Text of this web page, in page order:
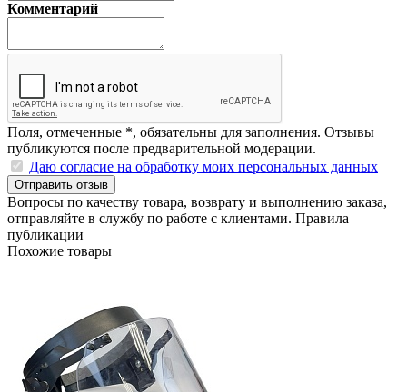
Комментарий
Поля, отмеченные *, обязательны для заполнения. Отзывы
публикуются после предварительной модерации.
Даю согласие на обработку моих персональных данных
Отправить отзыв
Вопросы по качеству товара, возврату и выполнению заказа,
отправляйте в службу по работе с клиентами. Правила
публикации
Похожие товары